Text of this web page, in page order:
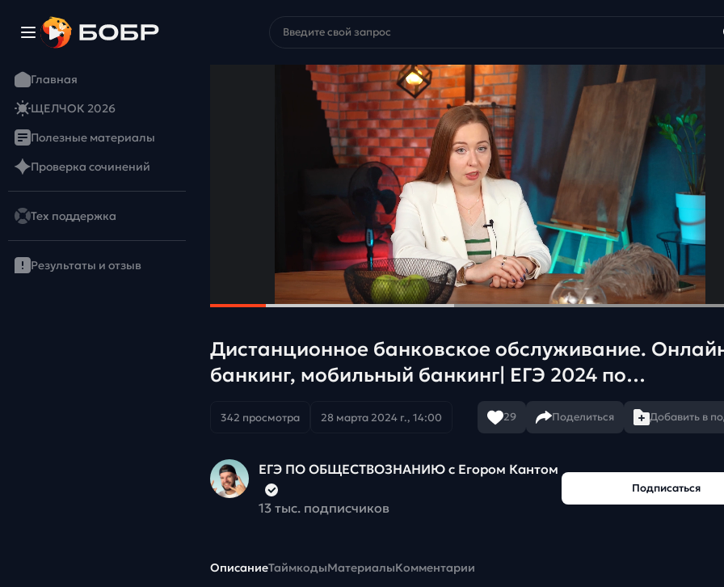
Главная
ЩЕЛЧОК 2026
Полезные материалы
Проверка сочинений
Тех поддержка
Результаты и отзыв
Дистанционное банковское обслуживание.
банкинг, мобильный банкинг| ЕГЭ 2024 по
342 просмотра 28 марта 2024 г., 14:00 29 Поделиться Добавить в
ЕГЭ ПО ОБЩЕСТВОЗНАНИЮ c Егором Кантом
13 тыс. подписчиков
Подписаться
ОписаниеТаймкодыМатериалыКомментарии